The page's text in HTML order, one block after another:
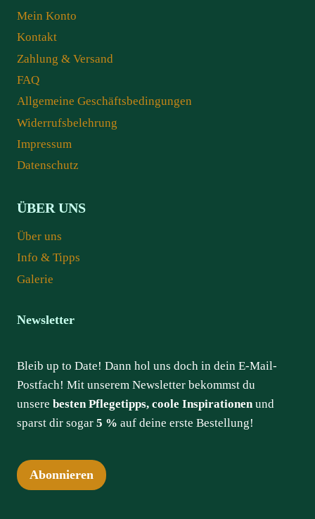
Mein Konto
Kontakt
Zahlung & Versand
FAQ
Allgemeine Geschäftsbedingungen
Widerrufsbelehrung
Impressum
Datenschutz
ÜBER UNS
Über uns
Info & Tipps
Galerie
Newsletter
Bleib up to Date! Dann hol uns doch in dein E-Mail-
Postfach! Mit unserem Newsletter bekommst du
unsere besten Pflegetipps, coole Inspirationenund
sparst dir sogar 5 % auf deine erste Bestellung!
Abonnieren